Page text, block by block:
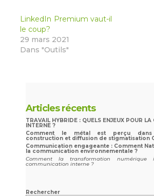
LinkedIn Premium vaut-il
le coup?
29 mars 2021
Dans "Outils"
Articles récents
TRAVAIL HYBRIDE : QUELS ENJEUX POUR
INTERNE ?
Comment le métal est perçu
construction et diffusion de stigmatisation
Communication engageante : Comment
la communication environnementale ?
Comment la transformation numérique
communication interne ?
Rechercher